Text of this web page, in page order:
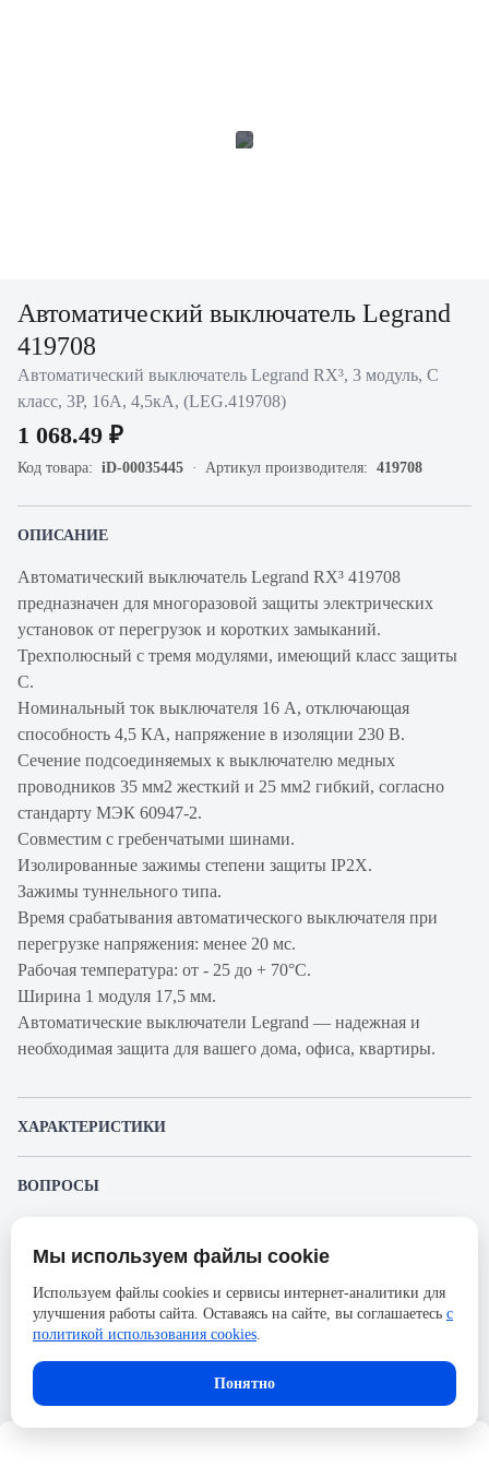
В корзину
Автоматический выключатель Legrand
419708
Автоматический выключатель Legrand RX³, 3 модуль, C
класс, 3P, 16А, 4,5кА, (LEG.419708)
1 068.49 ₽
Код товара: iD-00035445 Артикул производителя: 419708
ОПИСАНИЕ
Автоматический выключатель Legrand RX³ 419708
предназначен для многоразовой защиты электрических
установок от перегрузок и коротких замыканий.
Трехполюсный с тремя модулями, имеющий класс защиты
С.
Номинальный ток выключателя 16 А, отключающая
способность 4,5 КА, напряжение в изоляции 230 В.
Сечение подсоединяемых к выключателю медных
проводников 35 мм2 жесткий и 25 мм2 гибкий, согласно
стандарту МЭК 60947-2.
Совместим с гребенчатыми шинами.
Изолированные зажимы степени защиты IP2X.
Зажимы туннельного типа.
Время срабатывания автоматического выключателя при
перегрузке напряжения: менее 20 мс.
Рабочая температура: от - 25 до + 70°С.
Ширина 1 модуля 17,5 мм.
Автоматические выключатели Legrand — надежная и
необходимая защита для вашего дома, офиса, квартиры.
ХАРАКТЕРИСТИКИ
Производитель
Серия
RX³
Номинальный ток
Напряжение, В
230
Количество полюсов
ВОПРОСЫ
Пожалуйста,авторизуйтесь, чтобы иметь
возможность оставлять вопросы.
Представленные изображения и характеристики могут отличаться от реального
без предварительного уведомления. Компания АйДистрибьют не несёт
ответственности в случае не соответствия текущей модели товаров фотографиям,
размещённым в карточке товара.
Мы используем файлы cookie
Используем файлы cookies и сервисы интернет-аналитики для
улучшения работы сайта. Оставаясь на сайте, вы соглашаетесь с
политикой использования cookies.
Понятно